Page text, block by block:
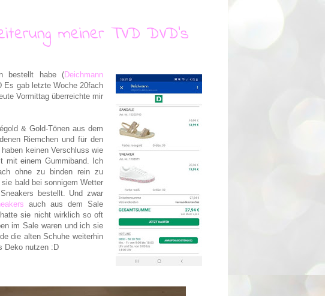
meiner TVD DVD's
bestellt habe (Deichmann
Es gab letzte Woche 20fach
Vormittag überreichte mir
& Gold-Tönen aus dem
Riemchen und für den
keinen Verschluss wie
mit einem Gummiband. Ich
ohne zu binden rein zu
bald bei sonnigem Wetter
bestellt. Und zwar
auch aus dem Sale
sie nicht wirklich so oft
im Sale waren und ich sie
die alten Schuhe weiterhin
Deko nutzen :D